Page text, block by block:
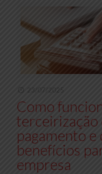
23/07/2025
Como
terceirização
pagamento e
benefícios
empresa